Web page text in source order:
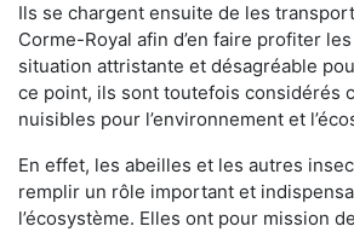
Ils se chargent ensuite de les
Corme-Royal afin d’en faire profiter
situation attristante et désagréable
ce point, ils sont toutefois considérés
nuisibles pour l’environnement et
En effet, les abeilles et les autres
remplir un rôle important et
l’écosystème. Elles ont pour mission